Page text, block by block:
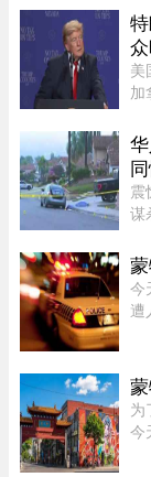
下
美
加
议
震
谋
中
员
今
遭
现
为
今